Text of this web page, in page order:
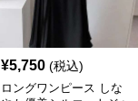
¥5,750 (税込)
ロングワンピース しな